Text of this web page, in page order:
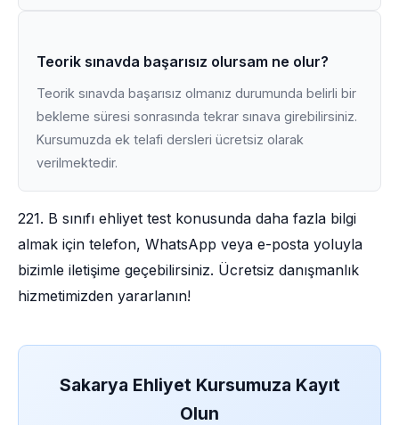
Teorik sınavda başarısız olursam ne olur?
Teorik sınavda başarısız olmanız durumunda belirli bir
bekleme süresi sonrasında tekrar sınava girebilirsiniz.
Kursumuzda ek telafi dersleri ücretsiz olarak
verilmektedir.
221. B sınıfı ehliyet test konusunda daha fazla bilgi
almak için telefon, WhatsApp veya e-posta yoluyla
bizimle iletişime geçebilirsiniz. Ücretsiz danışmanlık
hizmetimizden yararlanın!
Sakarya Ehliyet Kursumuza Kayıt
Olun